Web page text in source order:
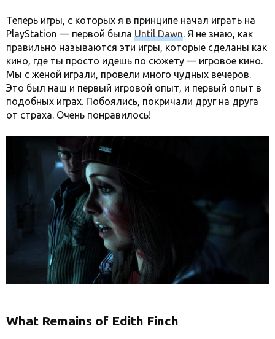
Теперь игры, с которых я в принципе начал играть на
PlayStation — первой была Until Dawn. Я не знаю, как
правильно называются эти игры, которые сделаны как
кино, где ты просто идешь по сюжету — игровое кино.
Мы с женой играли, провели много чудных вечеров.
Это был наш и первый игровой опыт, и первый опыт в
подобных играх. Побоялись, покричали друг на друга
от страха. Очень понравилось!
What Remains of Edith Finch